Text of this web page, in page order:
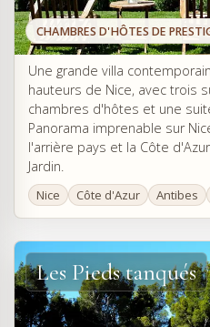
CHAMBRES D'HÔTES DE
Une grande villa
hauteurs de Nice, avec trois
chambres d'hôtes et une
Panorama imprenable sur
l'arrière pays et la Côte
Jardin.
Nice Côte d'Azur Antibes
Les Pieds tanqués